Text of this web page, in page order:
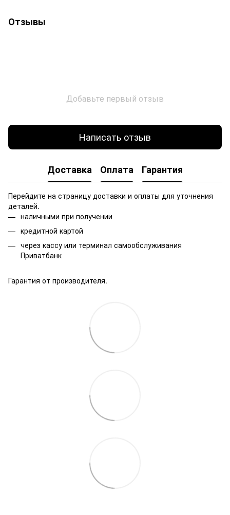
Отзывы
Добавьте первый отзыв
Написать отзыв
Доставка Оплата Гарантия
Перейдите на страницу доставки и оплаты для уточнения
деталей.
наличными при получении
кредитной картой
через кассу или терминал самообслуживания
Приватбанк
Гарантия от производителя.